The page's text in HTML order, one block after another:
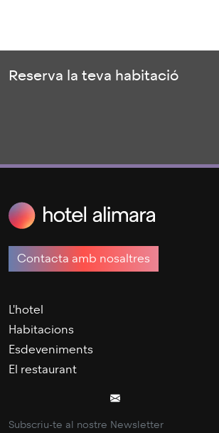
Reserva la teva habitació
Contacta amb nosaltres
L'hotel
Habitacions
Esdeveniments
El restaurant